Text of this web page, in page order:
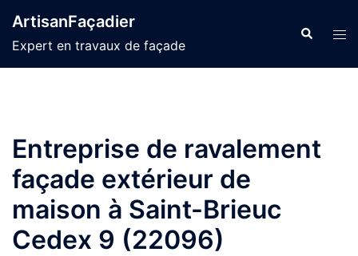
au
contenu
ArtisanFaçadier
Expert en travaux de façade
Entreprise de ravalement
façade extérieur de
maison à Saint-Brieuc
Cedex 9 (22096)